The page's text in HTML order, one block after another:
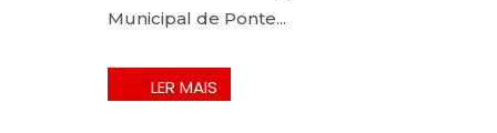
Municipal de Ponte...